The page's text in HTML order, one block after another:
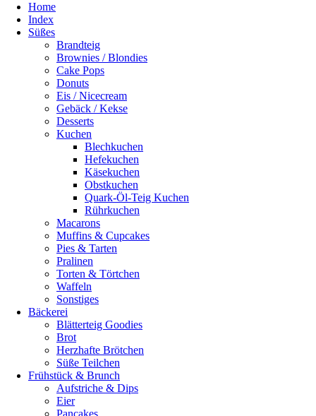
Home
Index
Süßes
Brandteig
Brownies / Blondies
Cake Pops
Donuts
Eis / Nicecream
Gebäck / Kekse
Desserts
Kuchen
Blechkuchen
Hefekuchen
Käsekuchen
Obstkuchen
Quark-Öl-Teig Kuchen
Rührkuchen
Macarons
Muffins & Cupcakes
Pies & Tarten
Pralinen
Torten & Törtchen
Waffeln
Sonstiges
Bäckerei
Blätterteig Goodies
Brot
Herzhafte Brötchen
Süße Teilchen
Frühstück & Brunch
Aufstriche & Dips
Eier